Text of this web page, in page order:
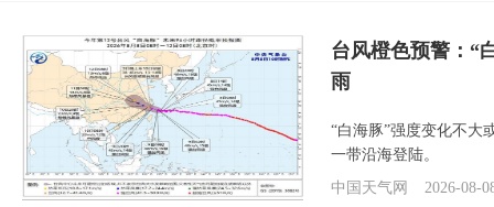
台风橙色预警：“
雨
“白海豚”强度变化不大
一带沿海登陆。
中国天气网
2026-08-